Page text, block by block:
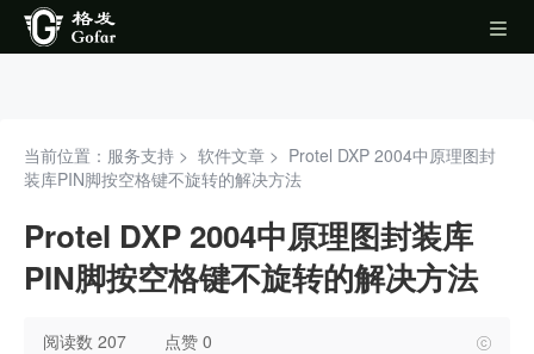
当前位置：服务支持 > 软件文章 > Protel DXP 2004中原理图封
装库PIN脚按空格键不旋转的解决方法
Protel DXP 2004中原理图封装库
PIN脚按空格键不旋转的解决方法
阅读数 207 点赞 0